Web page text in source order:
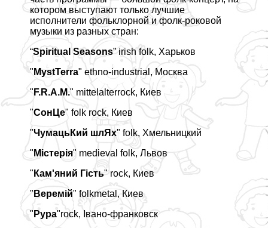
котором выступают только лучшие
исполнители фольклорной и фолк-роковой
музыки из разных стран:
“Spiritual Seasons” irish folk, Харьков
" MystTerra" ethno-industrial, Москва
" F.R.A.M." mittelalterrock, Киев
"СонЦе" folk rock, Киев
"ЧумацьКий шлЯх" folk, Хмельницкий
" Містерія" medieval folk, Львов
" Кам'яний Гість" rock, Киев
" Веремій" folkmetal, Киев
" Рура"rock, Івано-франковск